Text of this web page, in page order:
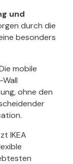
und
durch die
besonders
mobile
ohne den
IKEA